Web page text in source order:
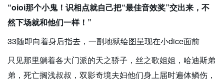
“oioi那个小鬼！识相点就自己把“最佳音效奖”交出来，不
然下场就和他们一样！”
33随即向着身后指去，一副地狱绘图呈现在小dice面前
只见那里躺着各大门派的天之骄子，丝之歌姐姐，哈迪斯弟
弟，死亡搁浅叔叔，双影奇境夫妇他们身上届时遍体鳞伤，